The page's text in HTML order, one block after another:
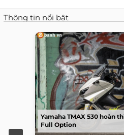
Thông tin nổi bật
Yamaha TMAX 530 hoàn
Full Option